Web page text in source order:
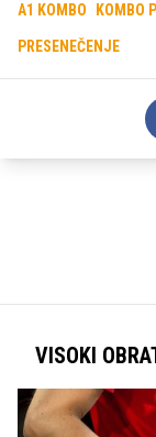
A1 KOMBO KOMBO
PRESENEČENJE
VISOKI